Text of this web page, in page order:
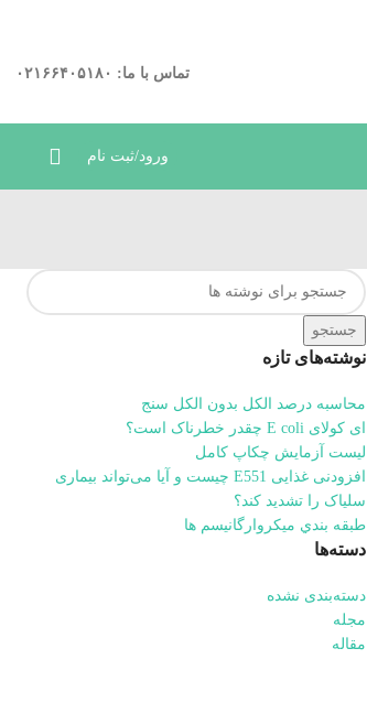
تماس با ما: ۰۲۱۶۶۴۰۵۱۸۰
ورود/ثبت نام
جستجو
نوشته‌های تازه
محاسبه درصد الکل بدون الکل سنج
ای کولای E coli چقدر خطرناک است؟
لیست آزمایش چکاپ کامل
افزودنی غذایی E551 چیست و آیا می‌تواند بیماری
سلیاک را تشدید کند؟
طبقه بندي میکروارگانیسم ها
دسته‌ها
دسته‌بندی نشده
مجله
مقاله